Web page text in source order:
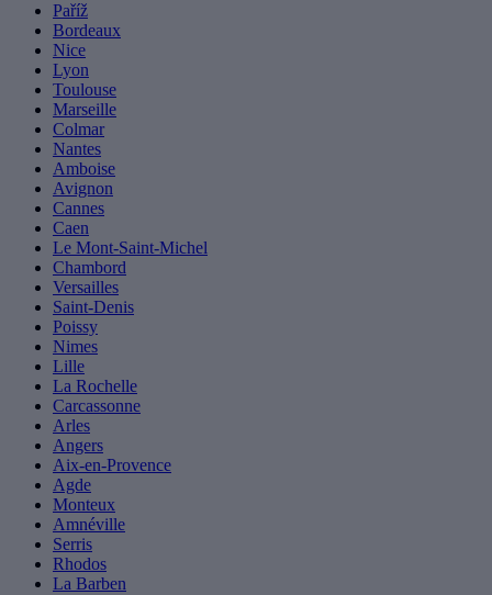
Paříž
Bordeaux
Nice
Lyon
Toulouse
Marseille
Colmar
Nantes
Amboise
Avignon
Cannes
Caen
Le Mont-Saint-Michel
Chambord
Versailles
Saint-Denis
Poissy
Nimes
Lille
La Rochelle
Carcassonne
Arles
Angers
Aix-en-Provence
Agde
Monteux
Amnéville
Serris
Rhodos
La Barben